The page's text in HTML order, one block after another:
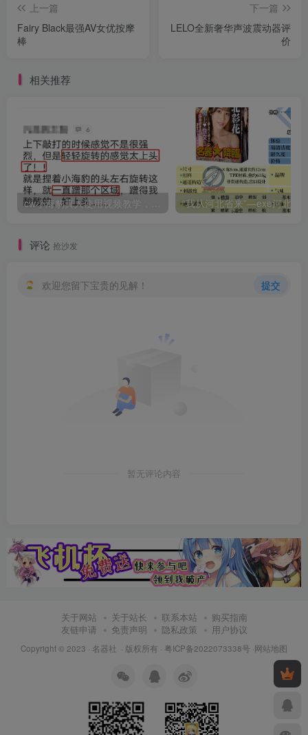
上一篇
Fairy Black最强AV女优按摩
棒
下一篇
LELO全新奢华声波震动器评
价
相关推荐
cw小海豹真人使用视频教学，小海豹到底咋用？
评论 抢沙发
欢迎您留下宝贵的见解！ 提交
暂无评论内容
关于网站 关于站长 联系本站
购买指南
友链申请
免责声明 隐私政策 用户协议
Copyright © 2023 · 名器社 · 版权所有 · 粤ICP备2022073338号 ·网站地图